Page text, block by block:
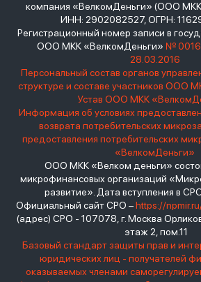
компания «ВелкомДеньги» (ООО
ИНН: 2902082527, ОГРН:
Регистрационный номер записи в
ООО МКК «ВелкомДеньги» №
28.03.2016
Персональный состав органов
структуре и составе участников ООО
Устав ООО МКК
Информация об условиях
возврата потребительских
предоставления потребительских
«ВелкомДеньги»
ООО МКК «Велком деньги»
микрофинансовых организаций
развитие». Дата вступления в
Официальный сайт СРО –https://
(адрес) СРО - 107078, г. Москва
этаж 2, пом.11
Базовый стандарт защиты прав и
юридических лиц - получателей
оказываемых членами